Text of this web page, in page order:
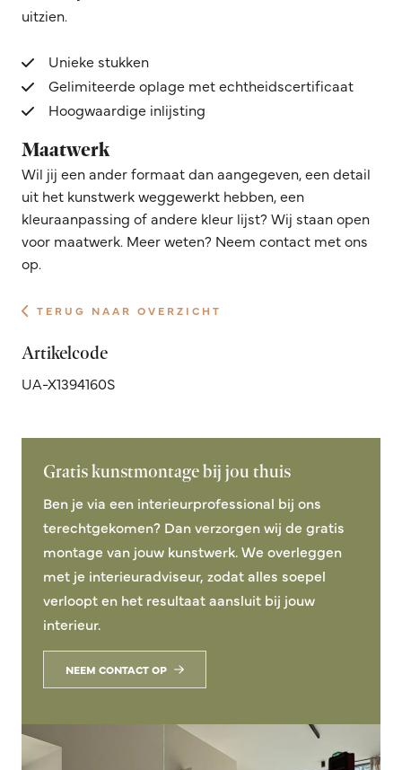
uitzien.
Unieke stukken
Gelimiteerde oplage met echtheidscertificaat
Hoogwaardige inlijsting
Maatwerk
Wil jij een ander formaat dan aangegeven, een detail
uit het kunstwerk weggewerkt hebben, een
kleuraanpassing of andere kleur lijst? Wij staan open
voor maatwerk. Meer weten? Neem contact met ons
op.
TERUG NAAR OVERZICHT
Artikelcode
UA-X1394160S
Gratis kunstmontage bij jou thuis
Ben je via een interieurprofessional bij ons
terechtgekomen? Dan verzorgen wij de gratis
montage van jouw kunstwerk. We overleggen
met je interieuradviseur, zodat alles soepel
verloopt en het resultaat aansluit bij jouw
interieur.
NEEM CONTACT OP